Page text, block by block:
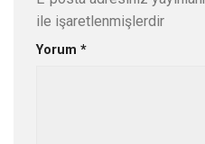
ile işaretlenmişlerdir
Yorum *